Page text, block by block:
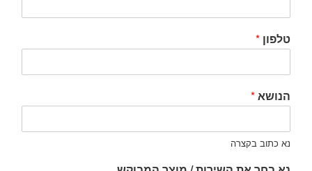
טלפון *
הנושא*
נא כתוב בקצרה